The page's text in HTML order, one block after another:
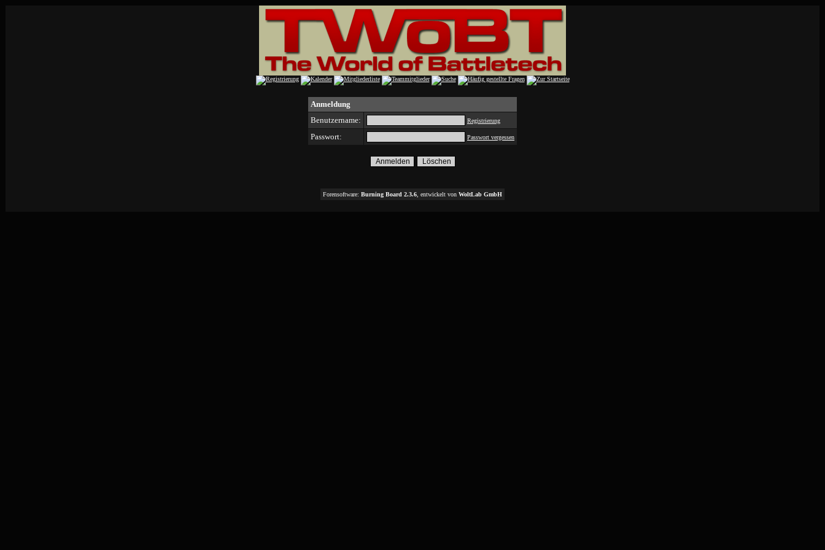
Anmeldung
Benutzername:
Registrierung
Passwort: Passwort vergessen
Forensoftware: Burning Board 2.3.6 , entwickelt von WoltLab GmbH